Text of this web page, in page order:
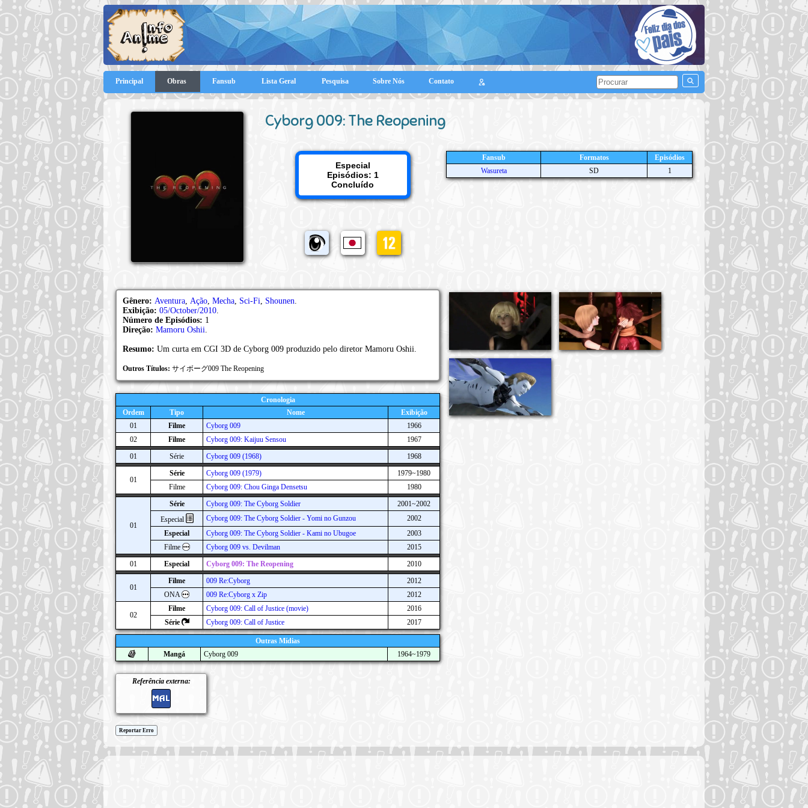
Principal Obras Fansub Lista Geral Pesquisa Sobre Nós Contato
Cyborg 009: The Reopening
Especial
Episódios: 1
Concluído
Fansub Formatos
Episódios
Wasureta
SD 1
Gênero: Aventura, Ação, Mecha, Sci-Fi, Shounen.
Exibição: 05/October/2010.
Número de Episódios: 1
Direção: Mamoru Oshii.
Resumo: Um curta em CGI 3D de Cyborg 009 produzido pelo diretor Mamoru Oshii.
Outros Títulos: サイボーグ009 The Reopening
Cronologia
Ordem
Tipo Nome
Exibição
01
Filme Cyborg 009
1966
02
Filme Cyborg 009: Kaijuu Sensou
1967
01
Série Cyborg 009 (1968) 1968
01
Série Cyborg 009 (1979)
1979~1980
Filme
Cyborg 009: Chou Ginga Densetsu 1980
01
Série Cyborg 009: The Cyborg Soldier
2001~2002
Especial
Cyborg 009: The Cyborg Soldier - Yomi no Gunzou
2002
Especial
Cyborg 009: The Cyborg Soldier - Kami no Ubugoe
2003
Filme
Cyborg 009 vs. Devilman
2015
01
Especial Cyborg 009: The Reopening 2010
01
Filme 009 Re:Cyborg
2012
ONA
009 Re:Cyborg x Zip 2012
02
Filme Cyborg 009: Call of Justice (movie)
2016
Série
Cyborg 009: Call of Justice 2017
Outras Mídias
Mangá
Cyborg 009 1964~1979
Referência externa:
Reportar Erro